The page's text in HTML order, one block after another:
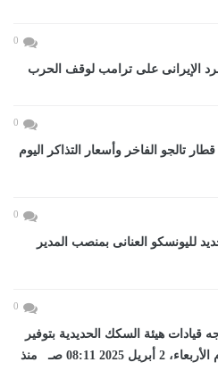
0
الإيرانى على ترامب لوقف الحرب
0
تالجو الفاخر وأسعار التذاكر اليوم
0
لليونسكو العنانى بمنصب المدير
0
قيادات هيئة السكك الحديدية بتوفير
أماكن في رحلات...اليوم الأربعاء، 2 أبريل 2025 08:11 صـ منذ